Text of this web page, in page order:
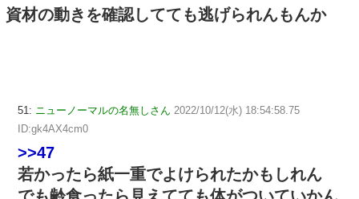
資材の動きを確認してても逃げられんもんか
51: ニューノーマルの名無しさん 2022/10/12(水) 18:54:58.75
ID:gk4AX4cm0
>>47
若かったら紙一重でよけられたかもしれん